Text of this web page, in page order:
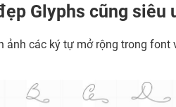
Glyphs cũng siêu
ảnh các ký tự mở rộng trong